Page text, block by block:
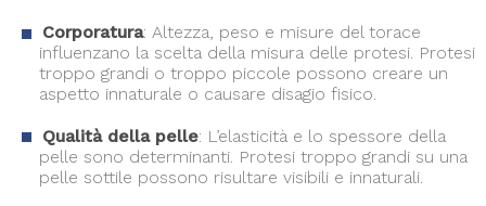
Corporatura: Altezza, peso e misure del torace
influenzano la scelta della misura delle protesi. Protesi
troppo grandi o troppo piccole possono creare un
aspetto innaturale o causare disagio fisico.
Qualità della pelle: L’elasticità e lo spessore della
pelle sono determinanti. Protesi troppo grandi su una
pelle sottile possono risultare visibili e innaturali.